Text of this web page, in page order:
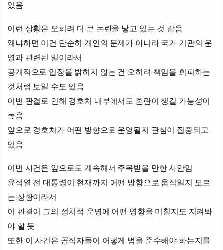
있음
이런 상황은 오히려 더 큰 논란을 낳고 있는 것 같음
왜냐하면 이건 단순히 개인의 문제가 아니라 국가 기관의 운
영과 관련된 일이라서
공개적으로 입장을 밝히지 않는 건 오히려 책임을 회피하는
것처럼 보일 수도 있음
이번 판결로 인해 경호처 내부에서도 혼란이 생길 가능성이
높음
앞으로 경호처가 어떤 방향으로 운영될지 관심이 집중되고
있음
이번 사건은 앞으로도 계속해서 주목받을 만한 사안임
윤석열 전 대통령이 현재까지 어떤 방향으로 움직일지 모르
는 상황이라서
이 판결이 그의 정치적 운명에 어떤 영향을 미칠지도 지켜봐
야 할 듯
또한 이 사건은 공직자들이 어떻게 법을 준수해야 하는지를